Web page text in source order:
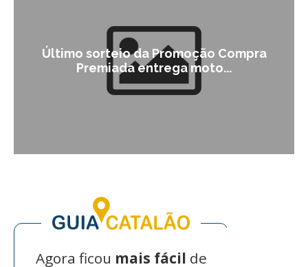
Último sorteio da Promoção Compra
Premiada entrega moto...